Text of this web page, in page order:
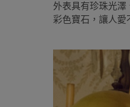
外表具有珍珠光
彩色寶石，讓人愛